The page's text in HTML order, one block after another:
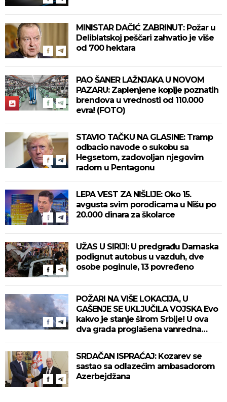
MINISTAR DAČIĆ ZABRINUT: Požar u
Deliblatskoj peščari zahvatio je više
od 700 hektara
PAO ŠANER LAŽNJAKA U NOVOM
PAZARU: Zaplenjene kopije poznatih
brendova u vrednosti od 110.000
evra! (FOTO)
STAVIO TAČKU NA GLASINE: Tramp
odbacio navode o sukobu sa
Hegsetom, zadovoljan njegovim
radom u Pentagonu
LEPA VEST ZA NIŠLIJE: Oko 15.
avgusta svim porodicama u Nišu po
20.000 dinara za školarce
UŽAS U SIRIJI: U predgrađu Damaska
podignut autobus u vazduh, dve
osobe poginule, 13 povređeno
POŽARI NA VIŠE LOKACIJA, U
GAŠENJE SE UKLJUČILA VOJSKA Evo
kakvo je stanje širom Srbije! U ova
dva grada proglašena vanredna
SRDAČAN ISPRAĆAJ: Kozarev se
sastao sa odlazećim ambasadorom
Azerbejdžana